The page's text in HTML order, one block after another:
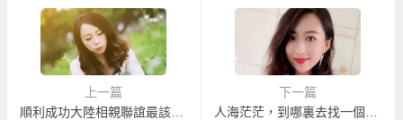
上一篇
順利成功大陸相親聯誼最該有的相親知識
下一篇